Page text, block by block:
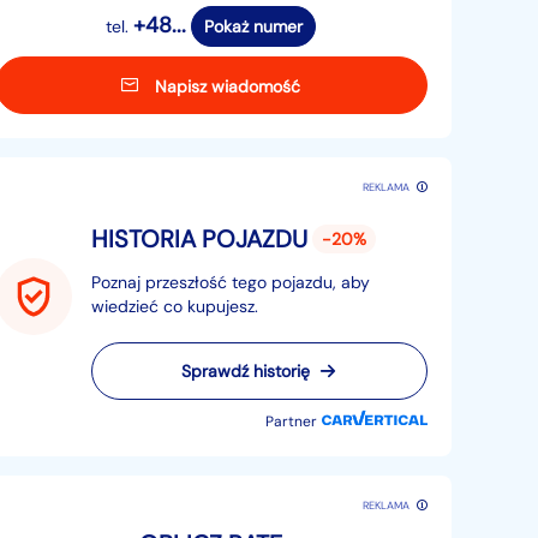
tel. +48... Pokaż numer
Napisz wiadomość
REKLAMA
HISTORIA POJAZDU
-20%
Poznaj przeszłość tego pojazdu, aby
wiedzieć co kupujesz.
Sprawdź historię
Partner
REKLAMA